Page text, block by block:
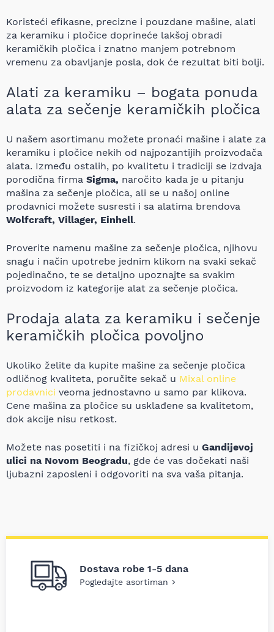
Koristeći efikasne, precizne i pouzdane mašine, alati
za keramiku i pločice doprineće lakšoj obradi
keramičkih pločica i znatno manjem potrebnom
vremenu za obavljanje posla, dok će rezultat biti bolji.
Alati za keramiku – bogata ponuda
alata za sečenje keramičkih pločica
U našem asortimanu možete pronaći mašine i alate za
keramiku i pločice nekih od najpozantijih proizvođača
alata. Između ostalih, po kvalitetu i tradiciji se izdvaja
porodična firma Sigma, naročito kada je u pitanju
mašina za sečenje pločica, ali se u našoj online
prodavnici možete susresti i sa alatima brendova
Wolfcraft, Villager, Einhell.
Proverite namenu mašine za sečenje pločica, njihovu
snagu i način upotrebe jednim klikom na svaki sekač
pojedinačno, te se detaljno upoznajte sa svakim
proizvodom iz kategorije alat za sečenje pločica.
Prodaja alata za keramiku i sečenje
keramičkih pločica povoljno
Ukoliko želite da kupite mašine za sečenje pločica
odličnog kvaliteta, poručite sekač u Mixal online
prodavnici veoma jednostavno u samo par klikova.
Cene mašina za pločice su usklađene sa kvalitetom,
dok akcije nisu retkost.
Možete nas posetiti i na fizičkoj adresi u Gandijevoj
ulici na Novom Beogradu, gde će vas dočekati naši
ljubazni zaposleni i odgovoriti na sva vaša pitanja.
Dostava robe 1-5 dana
Pogledajte asortiman